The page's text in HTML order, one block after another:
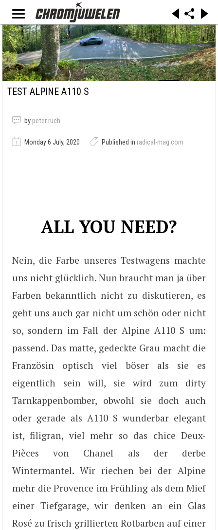
TEST ALPINE A110 S
by peter ruch
Monday 6 July, 2020 Published in radical-mag.com
ALL YOU NEED?
Nein, die Farbe unseres Testwagens machte
uns nicht glücklich. Nun braucht man ja über
Farben bekanntlich nicht zu diskutieren, es
geht uns auch gar nicht um schön oder nicht
so, sondern im Fall der Alpine A110 S um:
passend. Das matte, gedeckte Grau macht die
Französin optisch viel böser als sie es
eigentlich sein will, sie wird zum dirty
Tarnkappenbomber, obwohl sie doch auch
oder gerade als A110 S wunderbar elegant
ist, filigran, viel mehr so das chice Deux-
Pièces von Chanel als der derbe
Wintermantel. Wir riechen bei der Alpine
mehr die Provence im Frühling als dem Mief
einer Tiefgarage, wir denken an ein Glas
Rosé zu frisch grillierten Rotbarben auf einer